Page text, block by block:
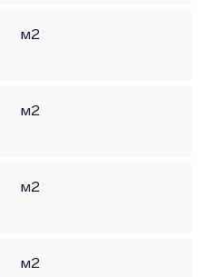
м2
м2
м2
м2